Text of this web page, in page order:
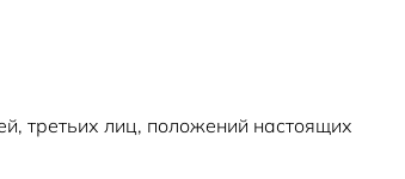
третьих лиц, положений настоящих